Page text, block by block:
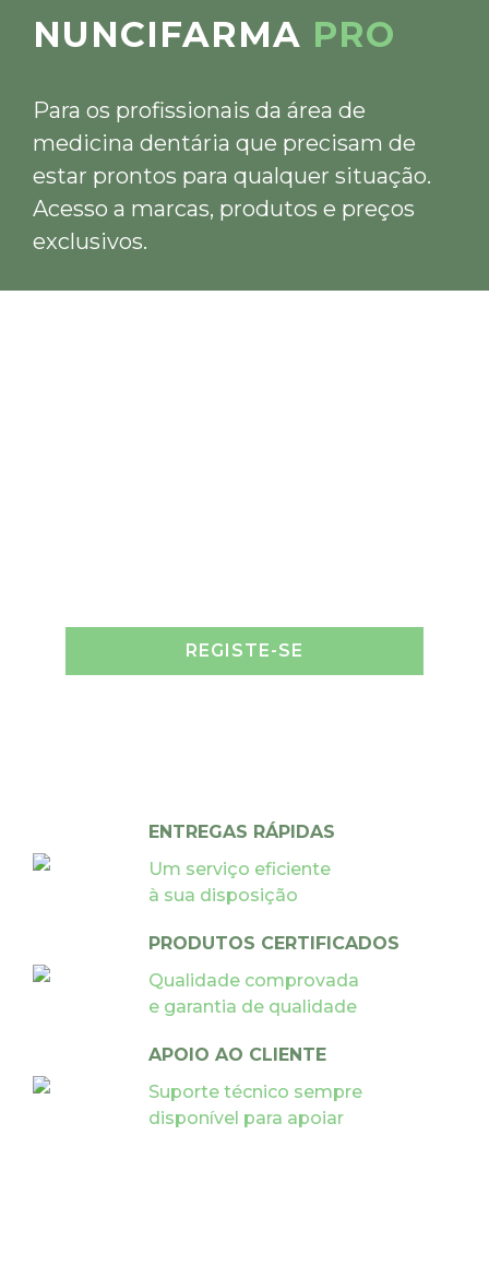
NUNCIFARMA PRO
Para os profissionais da área de
medicina dentária que precisam de
estar prontos para qualquer situação.
Acesso a marcas, produtos e preços
exclusivos.
REGISTE-SE
ENTREGAS RÁPIDAS
Um serviço eficiente
à sua disposição
PRODUTOS CERTIFICADOS
Qualidade comprovada
e garantia de qualidade
APOIO AO CLIENTE
Suporte técnico sempre
disponível para apoiar